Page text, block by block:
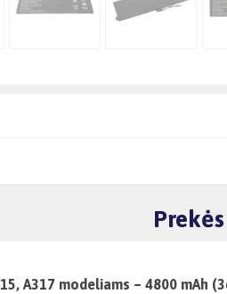
A317 modeliams – 4800 mAh